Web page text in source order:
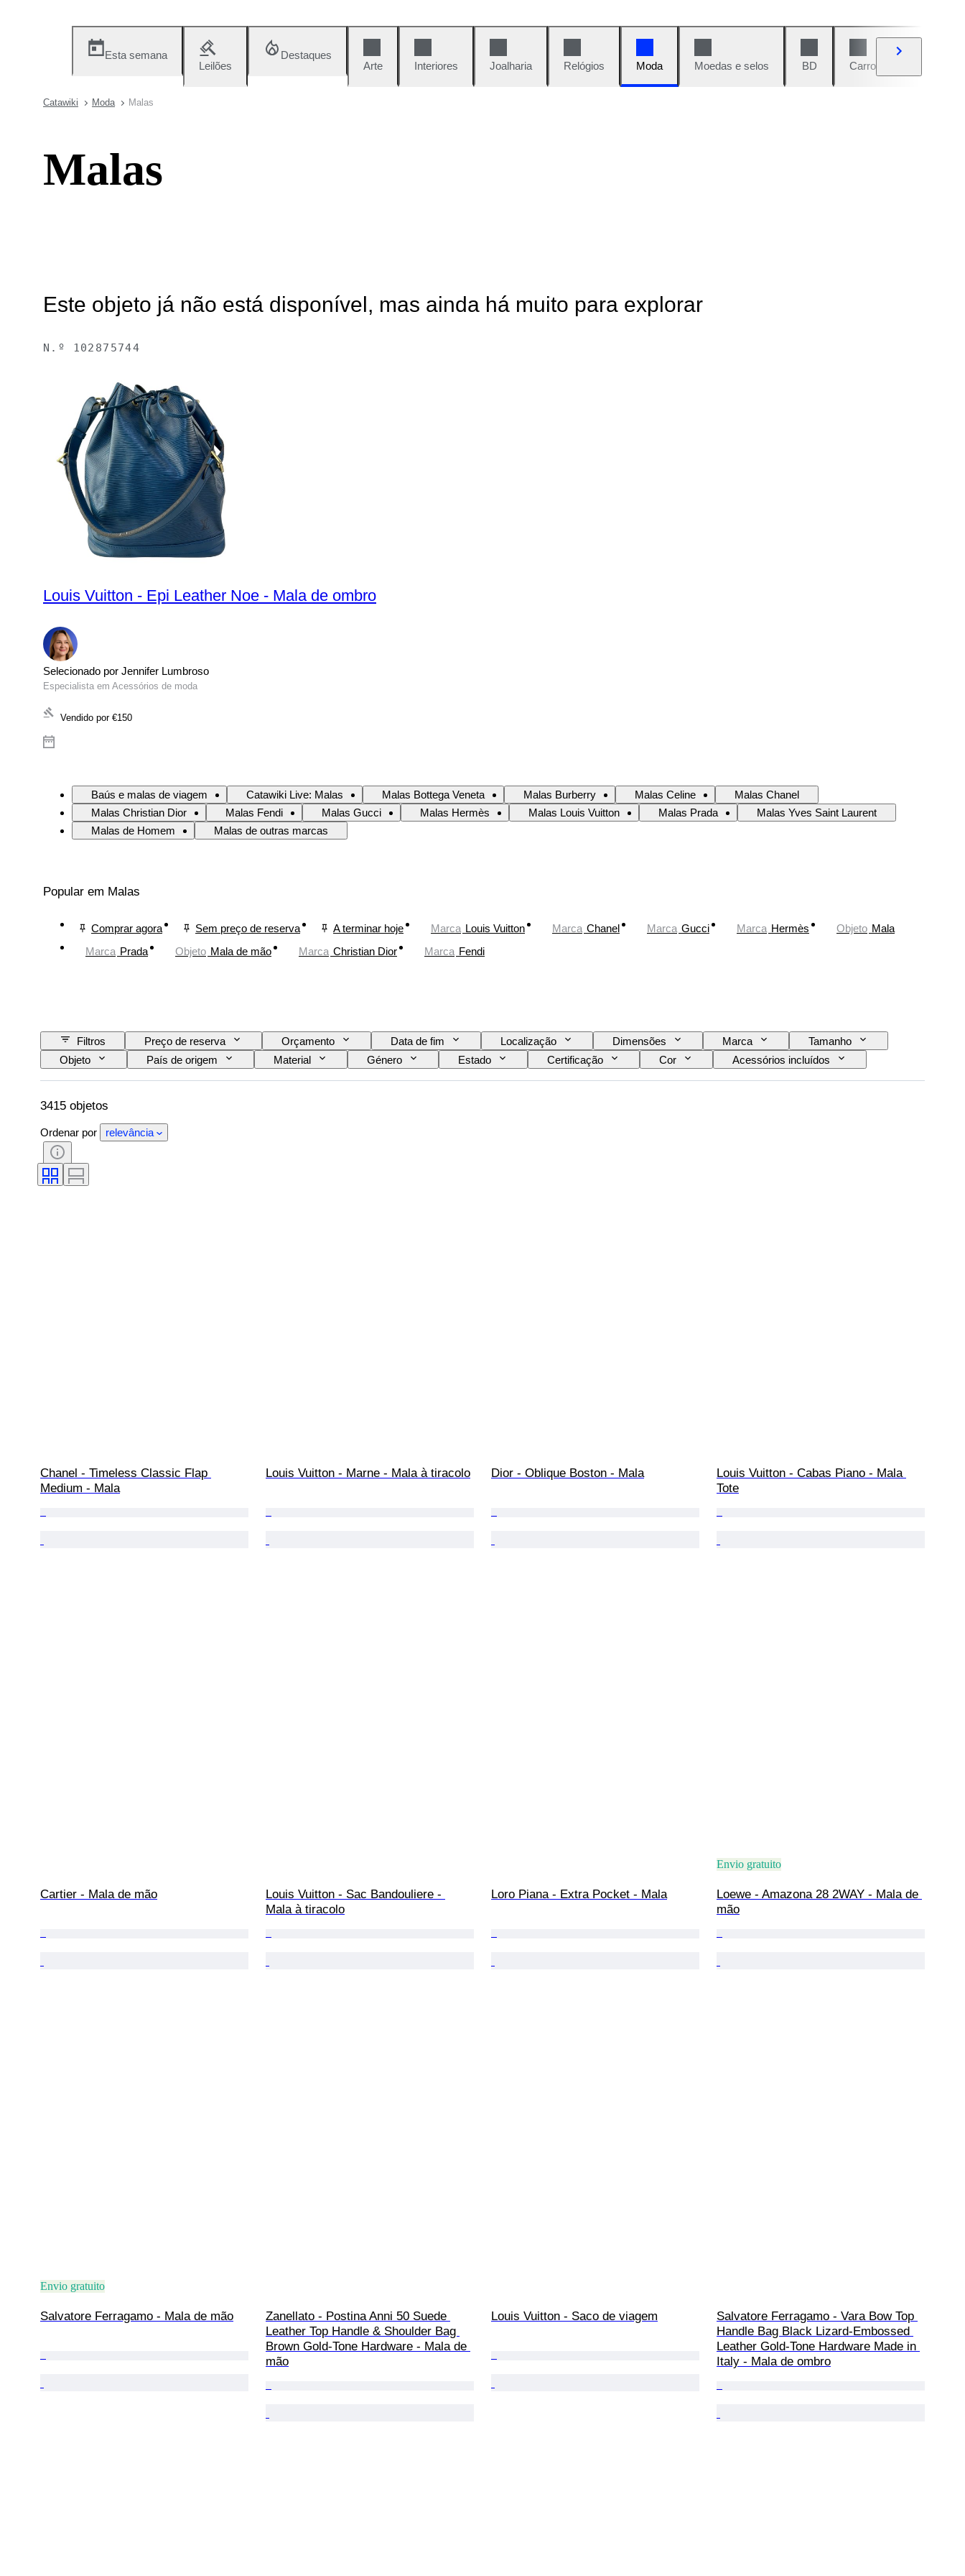
Esta semana
Leilões
Destaques
Arte
Interiores Joalharia Relógios Moda Moedas e selos BD Carros e motos
Catawiki Moda Malas
Malas
Este objeto já não está disponível, mas ainda há muito para explorar
N.º 102875744
Louis Vuitton - Epi Leather Noe - Mala de ombro
Selecionado por Jennifer Lumbroso
Especialista em Acessórios de moda
Vendido por €150
Baús e malas de viagem Catawiki Live: Malas Malas Bottega Veneta Malas Burberry Malas Celine
Malas Chanel
Malas Christian Dior
Malas Fendi Malas Gucci Malas Hermès Malas Louis Vuitton Malas Prada
Malas Yves Saint Laurent
Malas de Homem
Malas de outras marcas
Popular em Malas
Comprar agora Sem preço de reserva A terminar hoje Marca Louis Vuitton Marca Chanel Marca Gucci Marca Hermès Objeto Mala
Marca Prada Objeto Mala de mão Marca Christian Dior Marca Fendi
Filtros Preço de reserva Orçamento Data de fim Localização Dimensões Marca
Tamanho
Objeto
País de origem Material Género Estado Certificação Cor
Acessórios incluídos
Padrão
Era Tamanho no artigo Modelo Tamanho do sapato
3415 objetos
Ordenar por relevância
Chanel - Timeless Classic Flap
Medium - Mala
Louis Vuitton - Marne - Mala à tiracolo Dior - Oblique Boston - Mala
Louis Vuitton - Cabas Piano - Mala
Tote
Cartier - Mala de mão
Louis Vuitton - Sac Bandouliere -
Mala à tiracolo
Loro Piana - Extra Pocket - Mala
Envio gratuito
Loewe - Amazona 28 2WAY - Mala de
mão
Envio gratuito
Salvatore Ferragamo - Mala de mão
Zanellato - Postina Anni 50 Suede
Leather Top Handle & Shoulder Bag
Brown Gold-Tone Hardware - Mala de
mão
Louis Vuitton - Saco de viagem
Salvatore Ferragamo - Vara Bow Top
Handle Bag Black Lizard-Embossed
Leather Gold-Tone Hardware Made in
Italy - Mala de ombro